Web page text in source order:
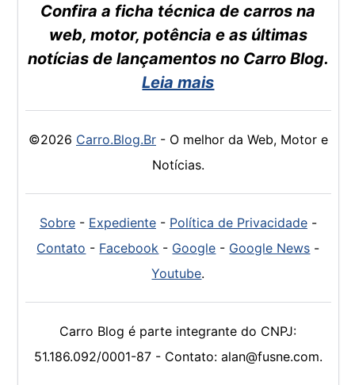
Confira a ficha técnica de carros na
web, motor, potência e as últimas
notícias de lançamentos no Carro Blog.
Leia mais
©2026 Carro.Blog.Br- O melhor da Web, Motor e
Notícias.
Sobre- Expediente- Política de Privacidade-
Contato - Facebook - Google - Google News -
Youtube.
Carro Blog é parte integrante do CNPJ:
51.186.092/0001-87 - Contato: alan@fusne.com.